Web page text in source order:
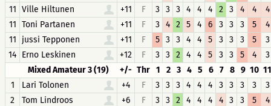
11 Ville Hiltunen +11 F 3 3 3 4 4 4 2 3 4 4
4
11 Toni Partanen +11 F 3 4 2 5 4 6 3 3 3 5
4
11
jussi Tepponen +11 F 5 3 3 4 4 5 3 3 3 5
3
14 Erno Leskinen +12 F 3 3 2 4 4 5 3 3 5 4
3
Mixed Amateur 3 (19)
+/- Thr 1 2 3 4 5 6 7 8 9 10 11
1
Lari Tolonen +4 F 3 3 3 4 4 4 3 3 3 3
3
2
Tom Lindroos +6 F 3 3 2 4 4 4 4 3 3 5
4